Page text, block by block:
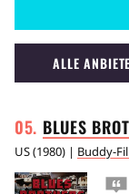
ALLE
BLUES
US(1980) | Buddy-